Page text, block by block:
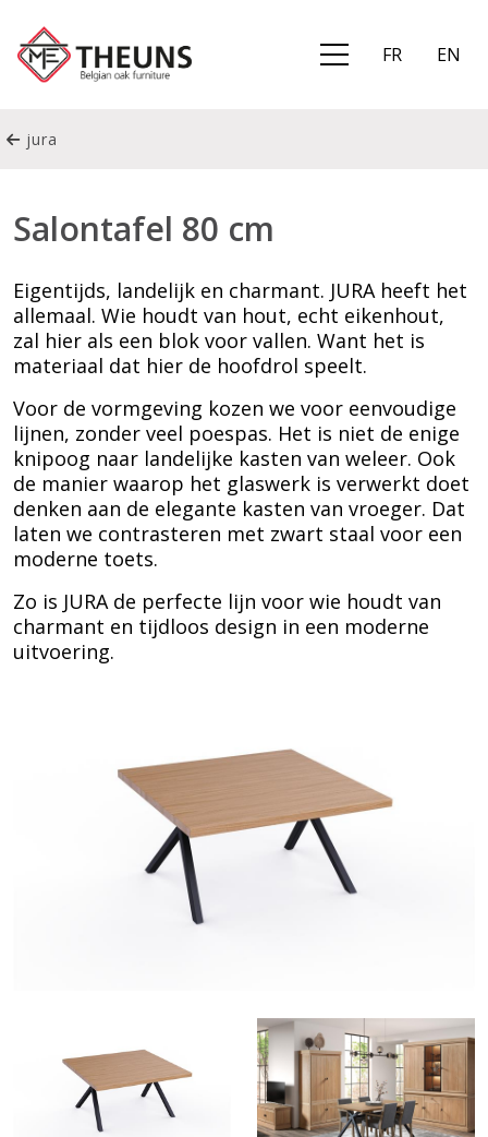
FR EN
jura
Salontafel 80 cm
Eigentijds, landelijk en charmant. JURA heeft het
allemaal. Wie houdt van hout, echt eikenhout,
zal hier als een blok voor vallen. Want het is
materiaal dat hier de hoofdrol speelt.
Voor de vormgeving kozen we voor eenvoudige
lijnen, zonder veel poespas. Het is niet de enige
knipoog naar landelijke kasten van weleer. Ook
de manier waarop het glaswerk is verwerkt doet
denken aan de elegante kasten van vroeger. Dat
laten we contrasteren met zwart staal voor een
moderne toets.
Zo is JURA de perfecte lijn voor wie houdt van
charmant en tijdloos design in een moderne
uitvoering.